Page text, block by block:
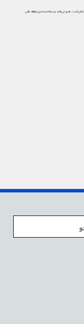
است، به‌روز می‌باشد و بر پایه جدیدترین شواهد علمی